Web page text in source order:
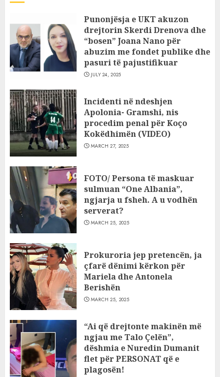
Punonjësja e UKT akuzon
drejtorin Skerdi Drenova dhe
“bosen” Joana Nano për
abuzim me fondet publike dhe
pasuri të pajustifikuar
JULY 24, 2025
Incidenti në ndeshjen
Apolonia- Gramshi, nis
procedim penal për Koço
Kokëdhimën (VIDEO)
MARCH 27, 2025
FOTO/ Persona të maskuar
sulmuan “One Albania”,
ngjarja u fsheh. A u vodhën
serverat?
MARCH 25, 2025
Prokuroria jep pretencën, ja
çfarë dënimi kërkon për
Mariela dhe Antonela
Berishën
MARCH 25, 2025
“Ai që drejtonte makinën më
ngjau me Talo Çelën”,
dëshmia e Nuredin Dumanit
flet për PERSONAT që e
plagosën!